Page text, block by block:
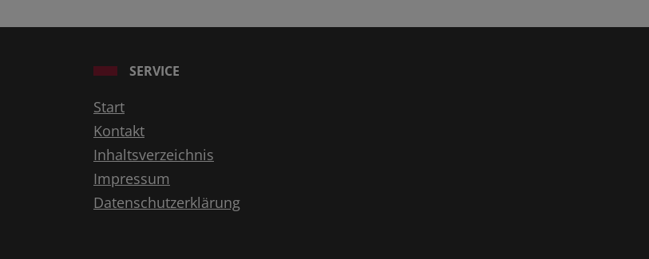
SERVICE
Start
Kontakt
Inhaltsverzeichnis
Impressum
Datenschutzerklärung